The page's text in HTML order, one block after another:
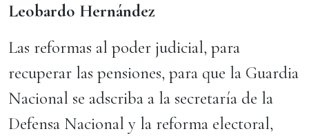
Leobardo Hernández
Las reformas al poder judicial, para
recuperar las pensiones, para que la Guardia
Nacional se adscriba a la secretaría de la
Defensa Nacional y la reforma electoral,